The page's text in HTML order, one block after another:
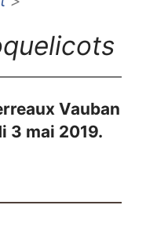
Vauban
3 mai 2019.